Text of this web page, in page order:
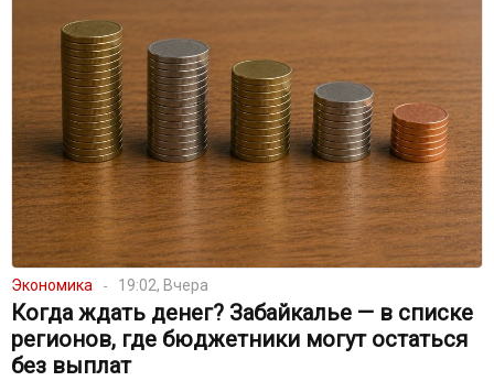
Экономика 19:02, Вчера
Когда ждать денег? Забайкалье — в списке
регионов, где бюджетники могут остаться
без выплат